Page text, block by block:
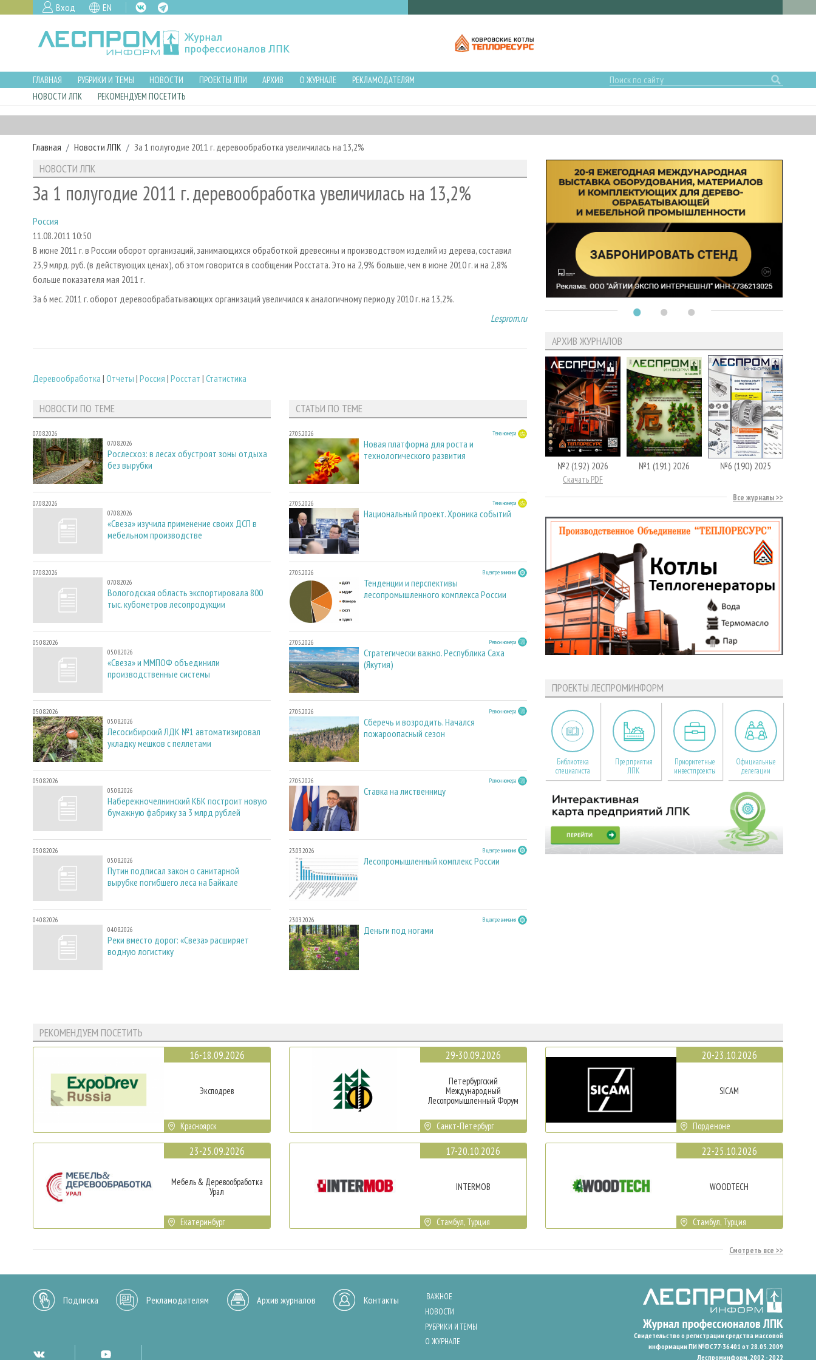
Вход EN
ГЛАВНАЯ РУБРИКИ И ТЕМЫ НОВОСТИ ПРОЕКТЫ ЛПИ АРХИВ О ЖУРНАЛЕ
РЕКЛАМОДАТЕЛЯМ
НОВОСТИ ЛПК
РЕКОМЕНДУЕМ ПОСЕТИТЬ
Главная Новости ЛПК За 1 полугодие 2011 г. деревообработка увеличилась на 13,2%
НОВОСТИ ЛПК
За 1 полугодие 2011 г. деревообработка увеличилась на 13,2%
Россия
11.08.2011 10:50
В июне 2011 г. в России оборот организаций, занимающихся обработкой древесины и производством изделий из дерева, составил
23,9 млрд. руб. (в действующих ценах), об этом говорится в сообщении Росстата. Это на 2,9% больше, чем в июне 2010 г. и на 2,8%
больше показателя мая 2011 г.
За 6 мес. 2011 г. оборот деревообрабатывающих организаций увеличился к аналогичному периоду 2010 г. на 13,2%.
Lesprom.ru
Деревообработка | Отчеты | Россия | Росстат | Статистика
НОВОСТИ ПО ТЕМЕ
07.08.2026
07.08.2026
Рослесхоз: в лесах обустроят зоны отдыха
без вырубки
07.08.2026
07.08.2026
«Свеза» изучила применение своих ДСП в
мебельном производстве
07.08.2026
07.08.2026
Вологодская область экспортировала 800
тыс. кубометров лесопродукции
05.08.2026
05.08.2026
«Свеза» и ММПОФ объединили
производственные системы
05.08.2026
05.08.2026
Лесосибирский ЛДК №1 автоматизировал
укладку мешков с пеллетами
05.08.2026
05.08.2026
Набережночелнинский КБК построит новую
бумажную фабрику за 3 млрд рублей
05.08.2026
05.08.2026
Путин подписал закон о санитарной
вырубке погибшего леса на Байкале
04.08.2026
04.08.2026
Реки вместо дорог: «Свеза» расширяет
водную логистику
СТАТЬИ ПО ТЕМЕ
27.05.2026 Тема номера
Новая платформа для роста и
технологического развития
27.05.2026 Тема номера
Национальный проект. Хроника событий
27.05.2026 В центре внимания
Тенденции и перспективы
лесопромышленного комплекса России
27.05.2026 Регион номера
Стратегически важно. Республика Саха
(Якутия)
27.05.2026 Регион номера
Сберечь и возродить. Начался
пожароопасный сезон
27.05.2026 Регион номера
Ставка на лиственницу
23.03.2026 В центре внимания
Лесопромышленный комплекс России
23.03.2026 В центре внимания
Деньги под ногами
АРХИВ ЖУРНАЛОВ
№2 (192) 2026
Скачать PDF
№1 (191) 2026 №6 (190) 2025
Все журналы
ПРОЕКТЫ ЛЕСПРОМИНФОРМ
Библиотека
специалиста
Предприятия
ЛПК
Приоритетные
инвестпроекты
Официальные
делегации
РЕКОМЕНДУЕМ ПОСЕТИТЬ
16-18.09.2026
Эксподрев
Красноярск
23-25.09.2026
Мебель & Деревообработка
Урал
Екатеринбург
29-30.09.2026
Петербургский
Международный
Лесопромышленный Форум
Санкт-Петербург
17-20.10.2026
INTERMOB
Стамбул, Турция
20-23.10.2026
SICAM
Порденоне
22-25.10.2026
WOODTECH
Стамбул, Турция
Смотреть все
Подписка Рекламодателям Архив журналов Контакты
ВАЖНОЕ
НОВОСТИ
РУБРИКИ И ТЕМЫ
О ЖУРНАЛЕ
Свидетельство о регистрации средства массовой
информации ПИ №ФС77-36401 от 28.05.2009
Леспроминформ. 2002 - 2022